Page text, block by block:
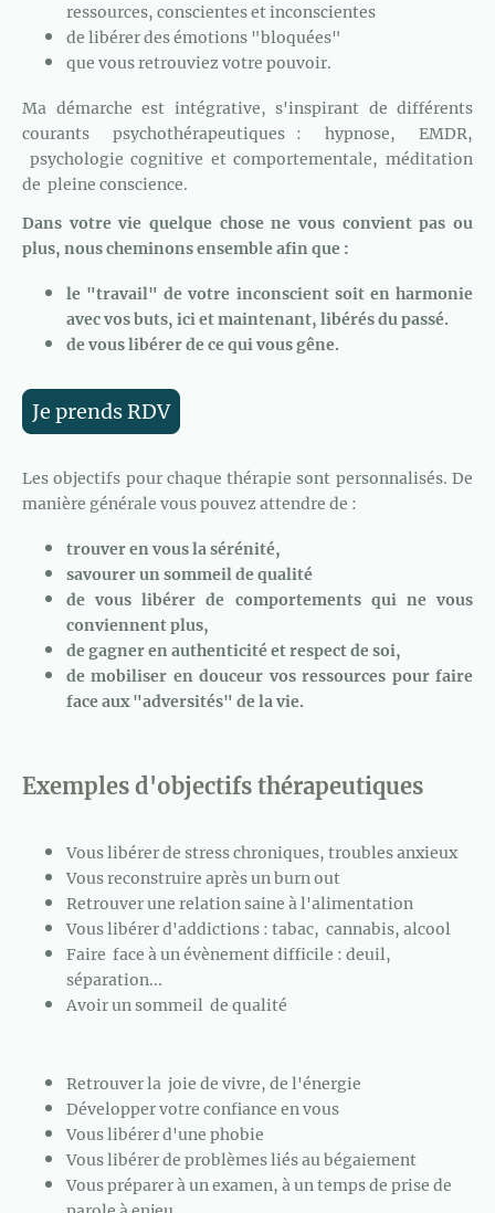
ressources, conscientes et inconscientes
de libérer des émotions "bloquées"
que vous retrouviez votre pouvoir.
Ma démarche est intégrative, s'inspirant de différents
courants psychothérapeutiques : hypnose, EMDR,
psychologie cognitive et comportementale, méditation
de pleine conscience.
Dans votre vie quelque chose ne vous convient pas ou
plus, nous cheminons ensemble afin que :
le "travail" de votre inconscient soit en harmonie
avec vos buts, ici et maintenant, libérés du passé.
de vous libérer de ce qui vous gêne.
Je prends RDV
Les objectifs pour chaque thérapie sont personnalisés. De
manière générale vous pouvez attendre de :
trouveren vous la sérénité,
savourer un sommeil de qualité
de vous libérer de comportements qui ne vous
conviennent plus,
de gagner en authenticité et respect de soi,
de mobiliser en douceur vos ressources pour faire
face aux "adversités" de la vie.
Vous libérer de stress chroniques, troubles anxieux
Vous reconstruire après un burn out
Retrouver une relation saine à l'alimentation
Vous libérer d'addictions : tabac, cannabis, alcool
Faire face à un évènement difficile : deuil,
séparation...
Avoir un sommeil de qualité
Exemples d'objectifs thérapeutiques
Retrouver la joie de vivre, de l'énergie
Développer votre confiance en vous
Vous libérer d'une phobie
Vous libérer de problèmes liés au bégaiement
Vous préparer à un examen, à un temps de prise de